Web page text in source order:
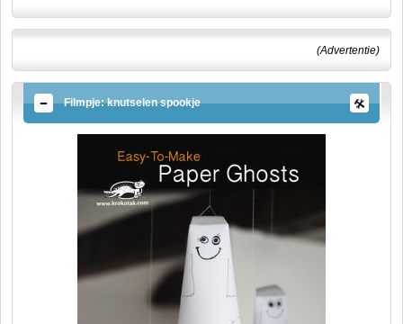
(Advertentie)
Filmpje: knutselen spookje